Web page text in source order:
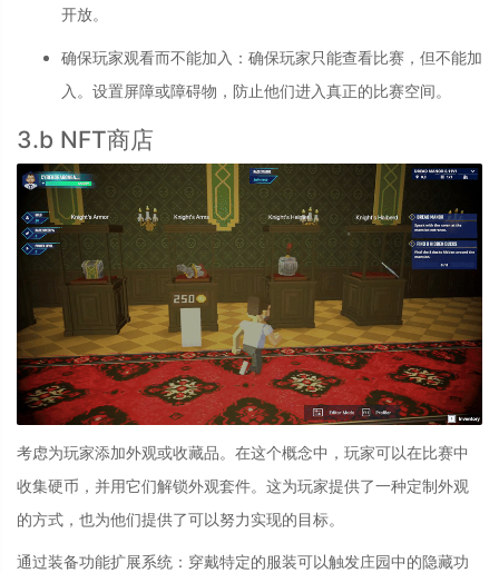
开放。
确保玩家观看而不能加入 ： 确保玩家只能查看比赛，但不能加
入。设置屏障或障碍物，防止他们进入真正的比赛空间。
3.b NFT商店
考虑为玩家添加外观或收藏品。在这个概念中，玩家可以在比赛中
收集硬币，并用它们解锁外观套件。这为玩家提供了一种定制外观
的方式，也为他们提供了可以努力实现的目标。
通过装备功能扩展系统：穿戴特定的服装可以触发庄园中的隐藏功